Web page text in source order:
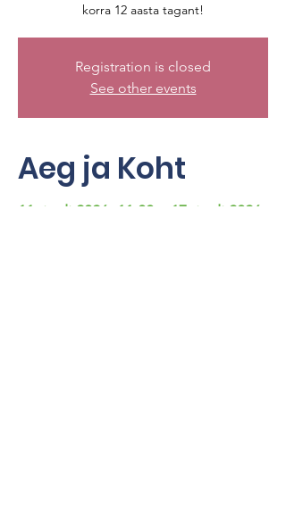
korra 12 aasta tagant!
Registration is closed
See other events
Aeg ja Koht
11. juuli 2026, 11:00 – 17. juuli 2026,